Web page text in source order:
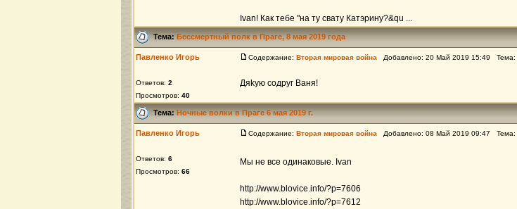
Ivan! Как тебе "на ту свату Катэрину?&qu ...
Тема:Бессмертный полк в Праге, 8 мая 2019 года
Павленко Игорь
Ответов: 2
Просмотров: 40
Содержание: Вторая мировая война Добавлено: 20 Май 2019 15:49 Тема:
Дяkую содруг Ваня!
Тема:Ночные волки в Прагe 6 мая 2019 г.
Павленко Игорь
Ответов: 6
Просмотров: 66
Содержание: Вторая мировая война Добавлено: 08 Май 2019 09:47 Тема:
Мы не все одинаковые. Ivan
http://www.blovice.info/?p=7606
http://www.blovice.info/?p=7612